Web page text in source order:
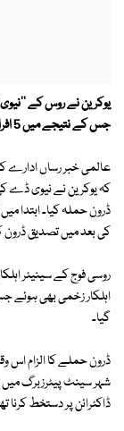
یوکرین نے روس کے
جس کے نتیجے میں 5 افراد زخمی ہوگئے اور تقریب کو منسوخ کرنا پڑا۔
عالمی خبر رساں ادارے
کہ یوکرین نے نیوی
ڈرون حملہ کیا۔ ابتدا
کی بعد میں تصدیق ڈرون
اہلکار زخمی بھی
گیا۔
ڈرون حملے کا الزام اس
شہر سینٹ پیٹرزبرگ میں
ڈاکٹرائن پر دستخط کرنا